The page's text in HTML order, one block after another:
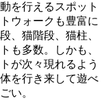
を行えるスポット
ウォークも豊富に
、猫階段、猫柱、
も多数。しかも、
が次々現れるよう
を行き来して遊べ
い。